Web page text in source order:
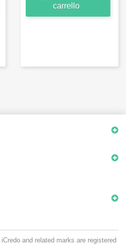
carrello
iCredo and related marks are registered